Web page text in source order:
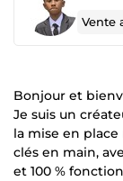
Vente
Bonjour et
Je suis un
la mise en
clés en main,
et 100 %